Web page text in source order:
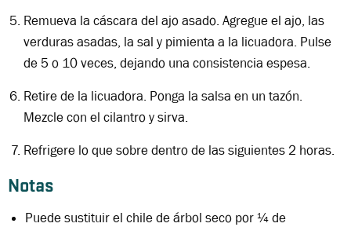
Remueva la cáscara del ajo asado. Agregue el ajo, las
verduras asadas, la sal y pimienta a la licuadora. Pulse
de 5 o 10 veces, dejando una consistencia espesa.
Retire de la licuadora. Ponga la salsa en un tazón.
Mezcle con el cilantro y sirva.
Refrigere lo que sobre dentro de las siguientes 2 horas.
Notas
Puede sustituir el chile de árbol seco por ¼ de